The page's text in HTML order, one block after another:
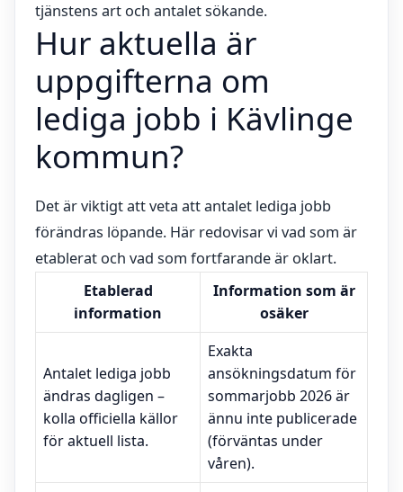
tjänstens art och antalet sökande.
Hur aktuella är
uppgifterna om
lediga jobb i Kävlinge
kommun?
Det är viktigt att veta att antalet lediga jobb
förändras löpande. Här redovisar vi vad som är
etablerat och vad som fortfarande är oklart.
Etablerad
information
Information som är
osäker
Antalet lediga jobb
ändras dagligen –
kolla officiella källor
för aktuell lista.
Exakta
ansökningsdatum för
sommarjobb 2026 är
ännu inte publicerade
(förväntas under
våren).